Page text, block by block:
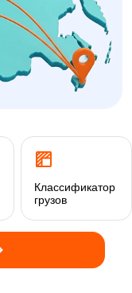
Классификатор
грузов